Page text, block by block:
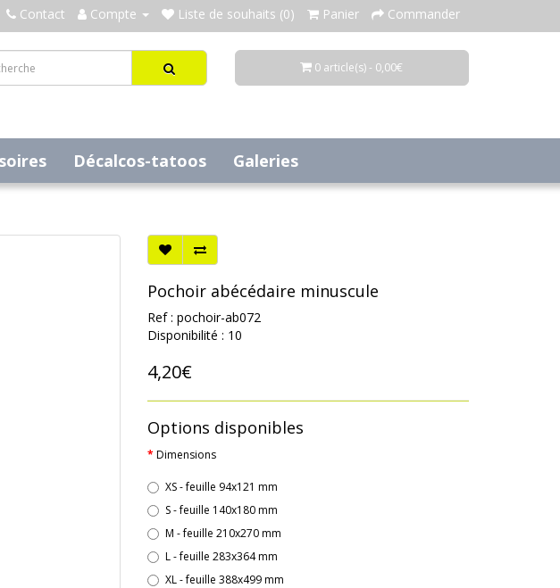
Contact Compte Liste de souhaits (0) Panier Commander
0 article(s) - 0,00€
Décalcos-tatoos Galeries
Pochoir abécédaire minuscule
Ref : pochoir-ab072
Disponibilité : 10
4,20€
Options disponibles
Dimensions
XS - feuille 94x121 mm
S - feuille 140x180 mm
M - feuille 210x270 mm
L - feuille 283x364 mm
XL - feuille 388x499 mm